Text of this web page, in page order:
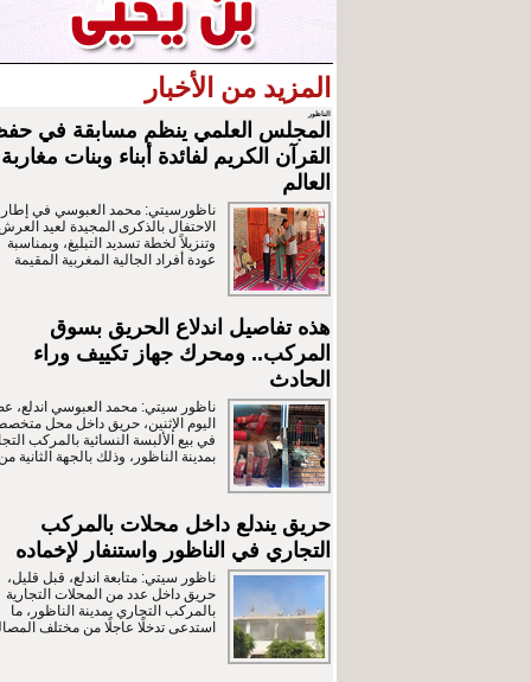
المزيد من الأخبار
الناظور
المجلس العلمي ينظم مسابقة في
القرآن الكريم لفائدة أبناء وبنات مغاربة
العالم
ناظورسيتي: محمد العبوسي في إطار
الاحتفال بالذكرى المجيدة لعيد
وتنزيلاً لخطة تسديد التبليغ، وبمناسبة
عودة أفراد الجالية المغربية المقيمة
هذه تفاصيل اندلاع الحريق بسوق
المركب.. ومحرك جهاز تكييف وراء
الحادث
ناظور سيتي: محمد العبوسي اندلع،
اليوم الإثنين، حريق داخل محل
في بيع الألبسة النسائية بالمركب
بمدينة الناظور، وذلك بالجهة الثانية من
حريق يندلع داخل محلات بالمركب
التجاري في الناظور واستنفار لإخماده
ناظور سيتي: متابعة اندلع، قبل قليل،
حريق داخل عدد من المحلات التجارية
بالمركب التجاري بمدينة الناظور، ما
استدعى تدخلًا عاجلًا من مختلف